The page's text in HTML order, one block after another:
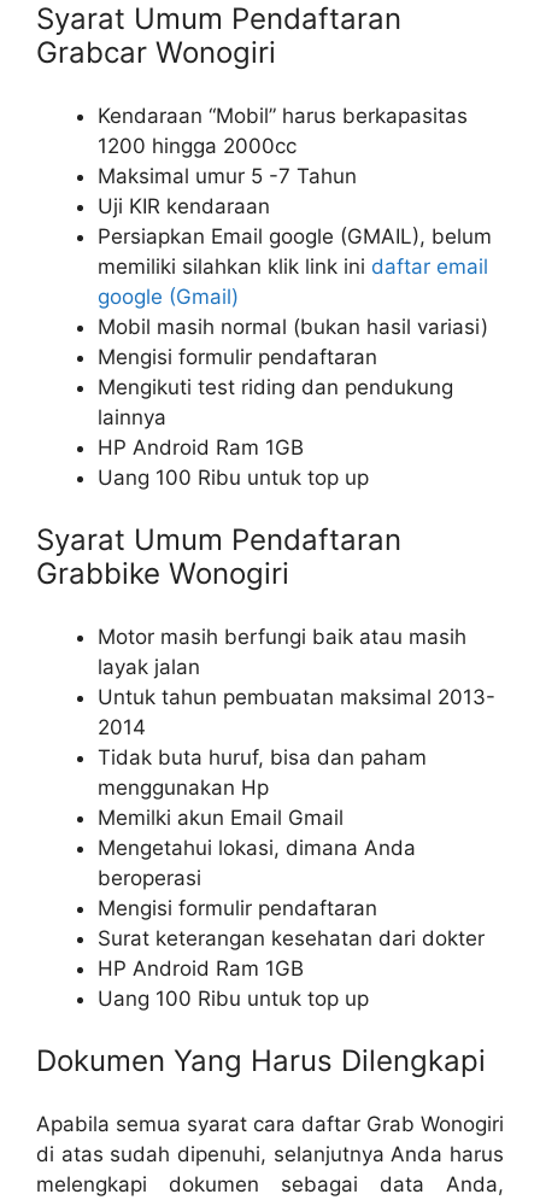
Syarat Umum Pendaftaran
Grabcar Wonogiri
Kendaraan “Mobil” harus berkapasitas
1200 hingga 2000cc
Maksimal umur 5 -7 Tahun
Uji KIR kendaraan
Persiapkan Email google (GMAIL), belum
memiliki silahkan klik link ini daftar email
google (Gmail)
Mobil masih normal (bukan hasil variasi)
Mengisi formulir pendaftaran
Mengikuti test riding dan pendukung
lainnya
HP Android Ram 1GB
Uang 100 Ribu untuk top up
Syarat Umum Pendaftaran
Grabbike Wonogiri
Motor masih berfungi baik atau masih
layak jalan
Untuk tahun pembuatan maksimal 2013-
2014
Tidak buta huruf, bisa dan paham
menggunakan Hp
Memilki akun Email Gmail
Mengetahui lokasi, dimana Anda
beroperasi
Mengisi formulir pendaftaran
Surat keterangan kesehatan dari dokter
HP Android Ram 1GB
Uang 100 Ribu untuk top up
Dokumen Yang Harus Dilengkapi
Apabila semua syarat cara daftar Grab Wonogiri
di atas sudah dipenuhi, selanjutnya Anda harus
melengkapi dokumen sebagai data Anda,